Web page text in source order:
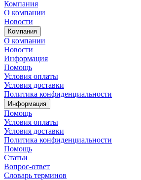
Компания
О компании
Новости
Компания
О компании
Новости
Информация
Помощь
Условия оплаты
Условия доставки
Политика конфиденциальности
Информация
Помощь
Условия оплаты
Условия доставки
Политика конфиденциальности
Помощь
Статьи
Вопрос-ответ
Словарь терминов